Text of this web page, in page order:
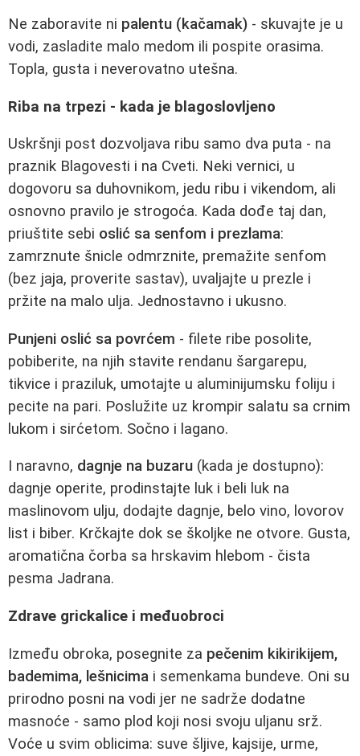
Ne zaboravite ni palentu (kačamak) - skuvajte je u
vodi, zasladite malo medom ili pospite orasima.
Topla, gusta i neverovatno utešna.
Riba na trpezi - kada je blagoslovljeno
Uskršnji post dozvoljava ribu samo dva puta - na
praznik Blagovesti i na Cveti. Neki vernici, u
dogovoru sa duhovnikom, jedu ribu i vikendom, ali
osnovno pravilo je strogoća. Kada dođe taj dan,
priuštite sebi oslić sa senfom i prezlama:
zamrznute šnicle odmrznite, premažite senfom
(bez jaja, proverite sastav), uvaljajte u prezle i
pržite na malo ulja. Jednostavno i ukusno.
Punjeni oslić sa povrćem - filete ribe posolite,
pobiberite, na njih stavite rendanu šargarepu,
tikvice i praziluk, umotajte u aluminijumsku foliju i
pecite na pari. Poslužite uz krompir salatu sa crnim
lukom i sirćetom. Sočno i lagano.
I naravno, dagnje na buzaru (kada je dostupno):
dagnje operite, prodinstajte luk i beli luk na
maslinovom ulju, dodajte dagnje, belo vino, lovorov
list i biber. Krčkajte dok se školjke ne otvore. Gusta,
aromatična čorba sa hrskavim hlebom - čista
pesma Jadrana.
Zdrave grickalice i međuobroci
Između obroka, posegnite za pečenim kikirikijem,
bademima, lešnicima i semenkama bundeve. Oni su
prirodno posni na vodi jer ne sadrže dodatne
masnoće - samo plod koji nosi svoju uljanu srž.
Voće u svim oblicima: suve šljive, kajsije, urme,